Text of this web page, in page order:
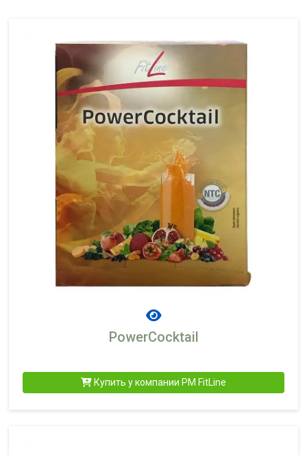
PowerCocktail
Купить у компании PM FitLine